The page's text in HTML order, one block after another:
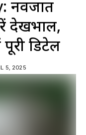
नवजात
देखभाल,
डिटेल
5, 2025